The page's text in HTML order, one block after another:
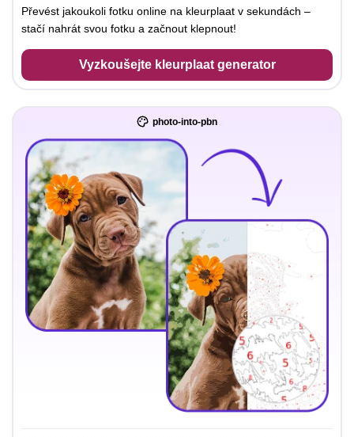
Převést jakoukoli fotku online na kleurplaat v sekundách –
stačí nahrát svou fotku a začnout klepnout!
Vyzkoušejte kleurplaat generator
photo-into-pbn